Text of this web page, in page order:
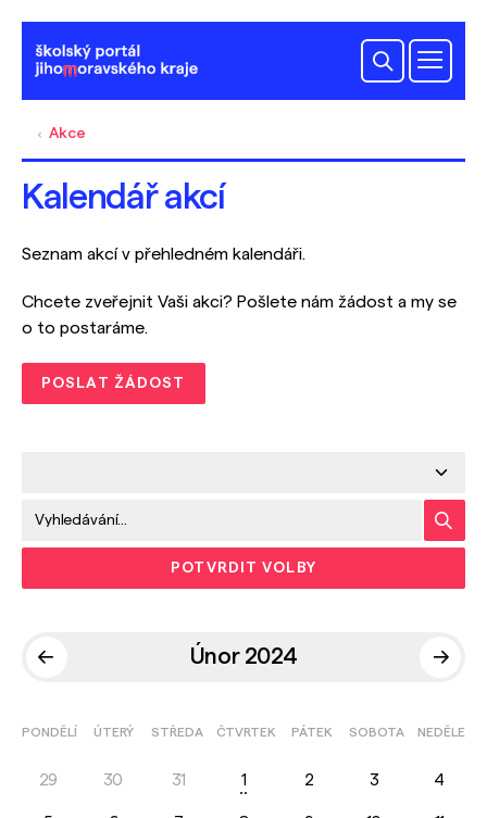
Akce
Kalendář akcí
Seznam akcí v přehledném kalendáři.
Chcete zveřejnit Vaši akci? Pošlete nám žádost a my se
o to postaráme.
POSLAT ŽÁDOST
Únor 2024
POTVRDIT VOLBY
PONDĚLÍ ÚTERÝ STŘEDA ČTVRTEK PÁTEK SOBOTA NEDĚLE
29 30 31 1 2 3 4